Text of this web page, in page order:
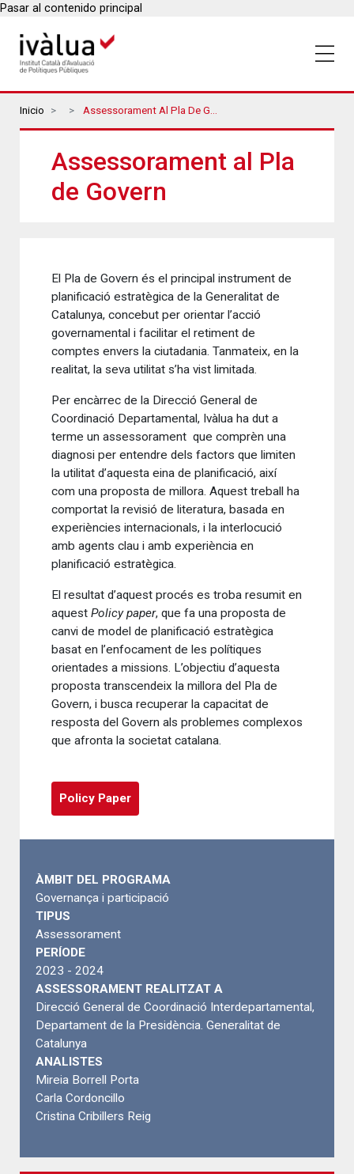
Pasar al contenido principal
Breadcrumbs
Inicio Assessorament Al Pla De Govern
Assessorament al Pla
de Govern
El Pla de Govern és el principal instrument de
planificació estratègica de la Generalitat de
Catalunya, concebut per orientar l’acció
governamental i facilitar el retiment de
comptes envers la ciutadania. Tanmateix, en la
realitat, la seva utilitat s’ha vist limitada.
Per encàrrec de la Direcció General de
Coordinació Departamental, Ivàlua ha dut a
terme un assessorament que comprèn una
diagnosi per entendre dels factors que limiten
la utilitat d’aquesta eina de planificació, així
com una proposta de millora. Aquest treball ha
comportat la revisió de literatura, basada en
experiències internacionals, i la interlocució
amb agents clau i amb experiència en
planificació estratègica.
El resultat d’aquest procés es troba resumit en
aquest Policy paper, que fa una proposta de
canvi de model de planificació estratègica
basat en l’enfocament de les polítiques
orientades a missions. L’objectiu d’aquesta
proposta transcendeix la millora del Pla de
Govern, i busca recuperar la capacitat de
resposta del Govern als problemes complexos
que afronta la societat catalana.
Policy Paper
ÀMBIT DEL PROGRAMA
Governança i participació
TIPUS
Assessorament
PERÍODE
2023 - 2024
ASSESSORAMENT REALITZAT A
Direcció General de Coordinació Interdepartamental,
Departament de la Presidència. Generalitat de
Catalunya
ANALISTES
Mireia Borrell Porta
Carla Cordoncillo
Cristina Cribillers Reig